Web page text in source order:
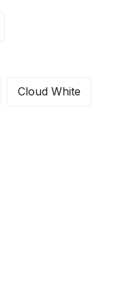
Cloud White